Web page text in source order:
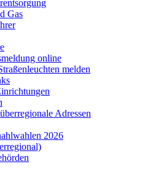
Gas
online
melden
Adressen
2026